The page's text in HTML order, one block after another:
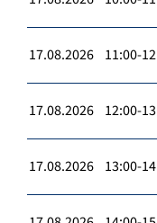
17.08.2026 11:00-
17.08.2026 12:00-
17.08.2026 13:00-